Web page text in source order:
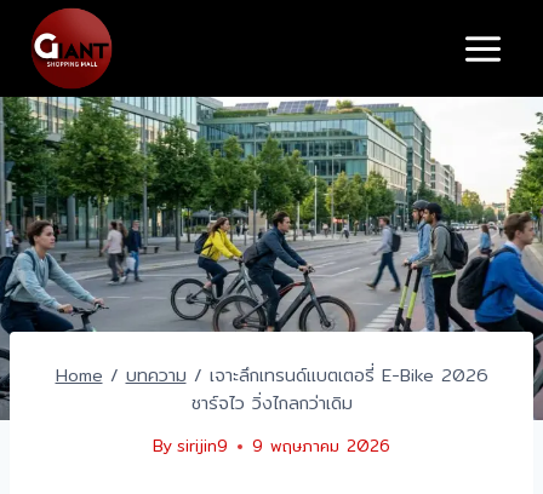
content
Home / บทความ / เจาะลึกเทรนด์แบตเตอรี่ E-Bike 2026
ชาร์จไว วิ่งไกลกว่าเดิม
Bysirijin9 9 พฤษภาคม 2026